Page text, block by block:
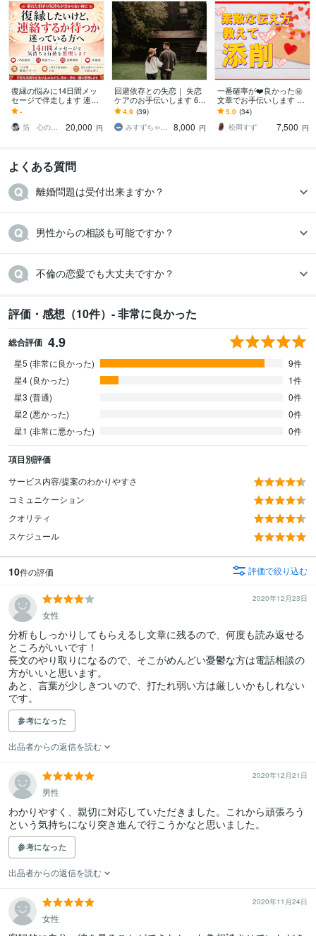
復縁の悩みに14日間メッ
セージで伴走します 連絡
するか待つか、気持ちと
行動を整理します
-
箔 心の相談室
20,000 円
回避依存との失恋｜ 失恋
ケアのお手伝いします 60
分チャットにて、回避依
存との失恋を一緒に整
理！
4.9 (39)
みすずちゃん｜ 音信不通専門カウンセラー
8,000 円
一番確率が❤️良かった㊙️
文章でお手伝いします 販
売実績5,000件突破❤️心理
テクニックで射止めよ
う。
5.0 (34)
松岡すず
7,500 円
よくある質問
離婚問題は受付出来ますか？
男性からの相談も可能ですか？
不倫の恋愛でも大丈夫ですか？
評価・感想（10件）- 非常に良かった
総合評価 4.9
星5 (非常に良かった)
9件
星4 (良かった)
1件
星3 (普通)
0件
星2 (悪かった)
0件
星1 (非常に悪かった)
0件
項目別評価
サービス内容/提案のわかりやすさ
コミュニケーション
クオリティ
スケジュール
10件の評価 評価で絞り込む
2020年12月23日
女性
分析もしっかりしてもらえるし文章に残るので、何度も読み返せる
ところがいいです！
長文のやり取りになるので、そこがめんどい憂鬱な方は電話相談の
方がいいと思います。
あと、言葉が少しきついので、打たれ弱い方は厳しいかもしれない
です。
参考になった
出品者からの返信を読む
2020年12月21日
男性
わかりやすく、親切に対応していただきました。これから頑張ろう
という気持ちになり突き進んで行こうかなと思いました。
参考になった
出品者からの返信を読む
2020年11月24日
女性